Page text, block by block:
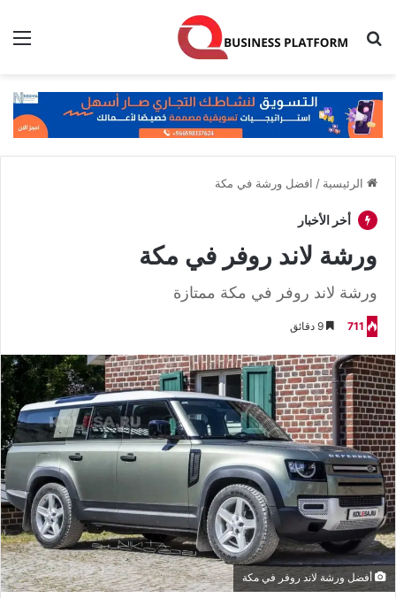
بحث عن
الرئيسية / افضل ورشة في مكة
أخر الأخبار
ورشة لاند روفر في مكة
ورشة لاند روفر في مكة ممتازة
711
أفضل ورشة لاند روفر في مكة